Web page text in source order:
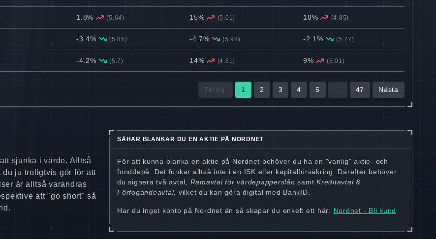
1.8% (5.64) 15% (5.01) 18% (4.85)
-3.4% (5.85) -4.7% (5.93) -2.1% (5.77)
-4.2% (5.7) 14% (4.81) 9% (5.01)
Föreg. 1 2 3 4 5 47 Nästa
sjunka i värde. Alltså
ju troligtvis gör för att
är alltså varandras
att "go short" så
SÅHÄR BLANKAR DU EN AKTIE PÅ NORDNET
För att kunna blanka en aktie på Nordnet behöver du ha en "vanlig" aktie- och
fonddepå. Det funkar alltså inte i en ISK eller kapitalförsäkring. Därefter behöver
du signera två avtal, Ramavtal för värdepapperslån samt Kreditavtal &
Förfogandeavtal, vilket du kan göra digital med BankID.
Har du inget konto på Nordnet än så skapar du enkelt ett här: Nordnet - Bli kund